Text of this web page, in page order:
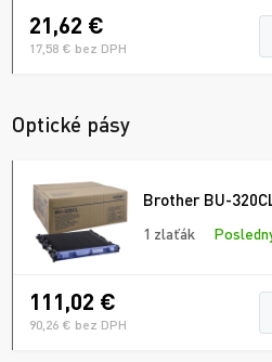
21,62 €
17,58 € bez DPH
Optické pásy
Brother BU-
1 zlaťák
111,02 €
90,26 € bez DPH